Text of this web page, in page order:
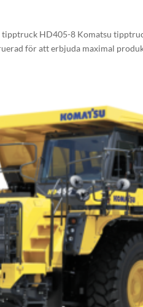
HD405-8 Komatsu
för att erbjuda maximal